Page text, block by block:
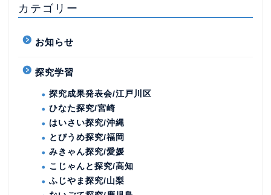
カテゴリー
お知らせ
探究学習
探究成果発表会/江戸川区
ひなた探究/宮崎
はいさい探究/沖縄
とびうめ探究/福岡
みきゃん探究/愛媛
こじゃんと探究/高知
ふじやま探究/山梨